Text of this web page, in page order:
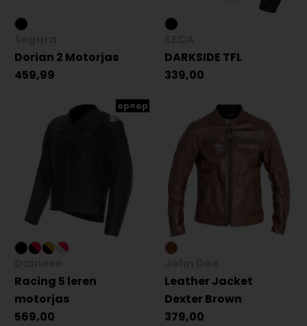
Dorian 2 Motorjas
459,99
DARKSIDE TFL
339,00
op=op
Racing 5 leren
motorjas
569,00
Leather Jacket
Dexter Brown
379,00